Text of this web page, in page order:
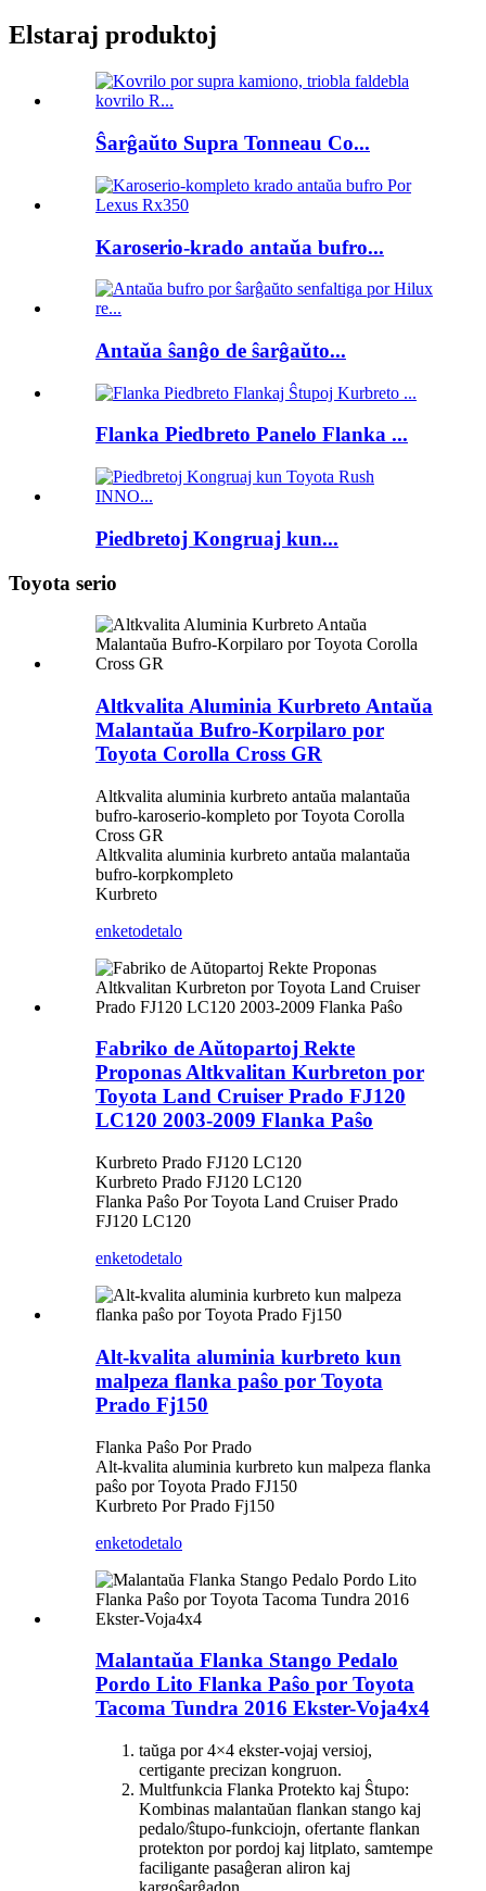
Elstaraj produktoj
Ŝarĝaŭto Supra Tonneau Co...
Karoserio-krado antaŭa bufro...
Antaŭa ŝanĝo de ŝarĝaŭto...
Flanka Piedbreto Panelo Flanka ...
Piedbretoj Kongruaj kun...
Toyota serio
Altkvalita Aluminia Kurbreto Antaŭa
Malantaŭa Bufro-Korpilaro por
Toyota Corolla Cross GR
Altkvalita aluminia kurbreto antaŭa malantaŭa
bufro-karoserio-kompleto por Toyota Corolla
Cross GR
Altkvalita aluminia kurbreto antaŭa malantaŭa
bufro-korpkompleto
Kurbreto
enketodetalo
Fabriko de Aŭtopartoj Rekte
Proponas Altkvalitan Kurbreton por
Toyota Land Cruiser Prado FJ120
LC120 2003-2009 Flanka Paŝo
Kurbreto Prado FJ120 LC120
Kurbreto Prado FJ120 LC120
Flanka Paŝo Por Toyota Land Cruiser Prado
FJ120 LC120
enketodetalo
Alt-kvalita aluminia kurbreto kun
malpeza flanka paŝo por Toyota
Prado Fj150
Flanka Paŝo Por Prado
Alt-kvalita aluminia kurbreto kun malpeza flanka
paŝo por Toyota Prado FJ150
Kurbreto Por Prado Fj150
enketodetalo
Malantaŭa Flanka Stango Pedalo
Pordo Lito Flanka Paŝo por Toyota
Tacoma Tundra 2016 Ekster-Voja4x4
taŭga por 4×4 ekster-vojaj versioj,
certigante precizan kongruon.
Multfunkcia Flanka Protekto kaj Ŝtupo:
Kombinas malantaŭan flankan stango kaj
pedalo/ŝtupo-funkciojn, ofertante flankan
protekton por pordoj kaj litplato, samtempe
faciligante pasaĝeran aliron kaj
kargoŝarĝadon.